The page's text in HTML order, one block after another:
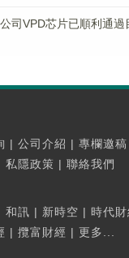
司VPD芯片已順利通過
| 公司介紹 | 專欄邀稿
私隱政策 | 聯絡我們
和訊 | 新時空 | 時代財
| 攬富財經 | 更多...